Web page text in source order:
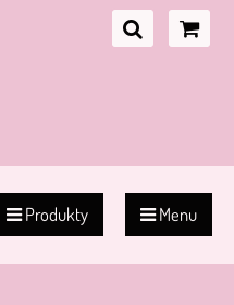
Produkty Menu